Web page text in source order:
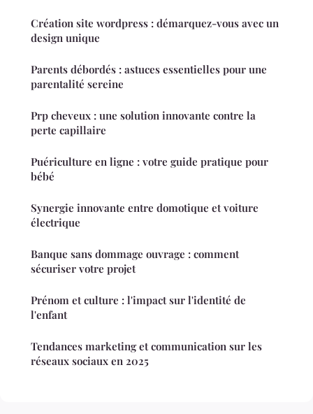
Création site wordpress : démarquez-vous avec un
design unique
Parents débordés : astuces essentielles pour une
parentalité sereine
Prp cheveux : une solution innovante contre la
perte capillaire
Puériculture en ligne : votre guide pratique pour
bébé
Synergie innovante entre domotique et voiture
électrique
Banque sans dommage ouvrage : comment
sécuriser votre projet
Prénom et culture : l'impact sur l'identité de
l'enfant
Tendances marketing et communication sur les
réseaux sociaux en 2025